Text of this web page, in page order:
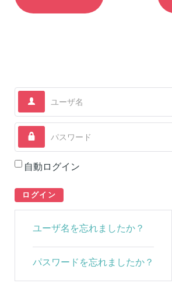
ユーザ名
パスワード
自動ログイン
ログイン
ユーザ名を忘れましたか？
パスワードを忘れましたか？